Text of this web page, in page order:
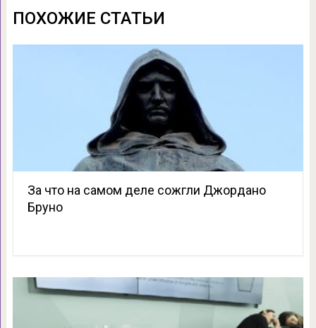
ПОХОЖИЕ СТАТЬИ
За что на самом деле сожгли Джордано
Бруно